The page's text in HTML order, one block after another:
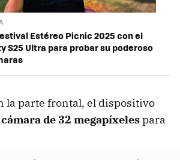
Estéreo Picnic 2025 con el
S25 Ultra para probar su poderoso
la parte frontal, el dispositivo
cámara de 32 megapíxelespara